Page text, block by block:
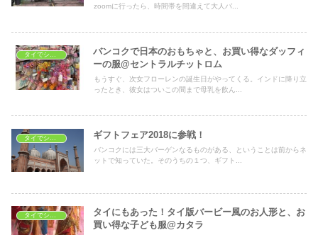
zoomに行ったら、時間帯を間違えて大人バ...
タイでショッピング
バンコクで日本のおもちゃと、お買い得なダッフィ
ーの服@セントラルチットロム
もうすぐ、次女フローレンの誕生日がやってくる。インドに降り立
ったとき、彼女はついこの間まで母乳を飲ん...
ギフトフェア2018に参戦！
バンコクには三大バーゲンなるものがある、ということは前からネ
ットで知っていた。そのうちの１つ、ギフト...
タイでショッピング
タイにもあった！タイ版バービー風のお人形と、お
買い得な子ども服@カタラ